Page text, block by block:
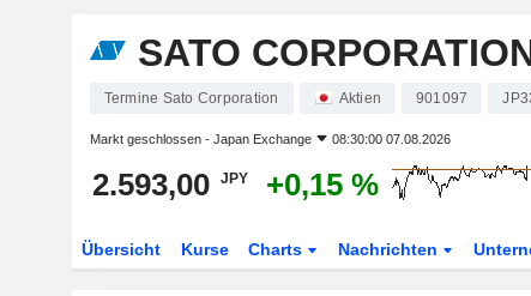
SATO
Termine Sato Corporation Aktien 901097
Markt geschlossen - Japan Exchange 08:30:00 07.08.2026
2.593,00 JPY +0,15 %
Übersicht Kurse Charts Nachrichten